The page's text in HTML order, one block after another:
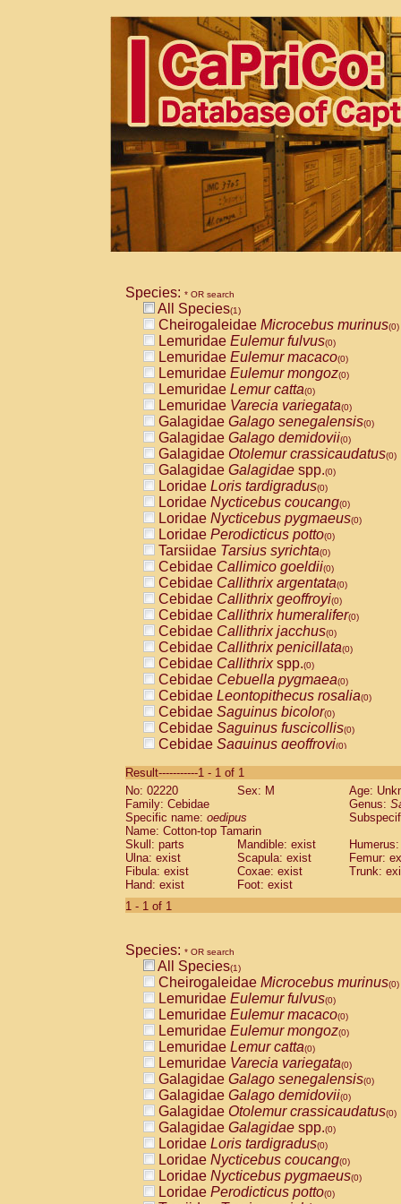
Species: * OR search
All Species(1)
Cheirogaleidae Microcebus murinus(0)
Lemuridae Eulemur fulvus(0)
Lemuridae Eulemur macaco(0)
Lemuridae Eulemur mongoz(0)
Lemuridae Lemur catta(0)
Lemuridae Varecia variegata(0)
Galagidae Galago senegalensis(0)
Galagidae Galago demidovii(0)
Galagidae Otolemur crassicaudatus(0)
Galagidae Galagidae spp.(0)
Loridae Loris tardigradus(0)
Loridae Nycticebus coucang(0)
Loridae Nycticebus pygmaeus(0)
Loridae Perodicticus potto(0)
Tarsiidae Tarsius syrichta(0)
Cebidae Callimico goeldii(0)
Cebidae Callithrix argentata(0)
Cebidae Callithrix geoffroyi(0)
Cebidae Callithrix humeralifer(0)
Cebidae Callithrix jacchus(0)
Cebidae Callithrix penicillata(0)
Cebidae Callithrixspp.(0)
Cebidae Cebuella pygmaea(0)
Cebidae Leontopithecus rosalia(0)
Cebidae Saguinus bicolor(0)
Cebidae Saguinus fuscicollis(0)
Cebidae Saguinus geoffroyi(0)
CebidaeSaguinus labiatus(0)
Cebidae Saguinus leucopus (0)
Cebidae
CebidaeSaguinus mystax
Cebidae Saguinus nigricollis (0)
Cebidae Saguinus oedipus
Cebidae Saguinus weddelli
Cebidae Saguinusspp.
Cebidae
CebidaeCebus capucinus
CebidaeCebus nigrivittatus
CebidaeCebus spp.(0)
CebidaeSaimiri boliviensis(0)
CebidaeSaimiri sciureus(0)
AtelidaeAlouatta caraya(0)
AtelidaeAlouatta fusca(0)
AtelidaeAlouatta seniculus(0)
AtelidaeAlouattaspp.(0)
AtelidaeAteles belzebuth(0)
AtelidaeAteles geoffroyi(0)
AtelidaeAteles paniscus(0)
AtelidaeAtelesspp.(0)
AtelidaeLagothrix lagothricha(0)
AtelidaeLagothrix lagothricha cana
PitheciidaeCacajao calvus
Result-----------1 - 1 of 1
No: 02220
Sex: M
Age:
Family: Cebidae
Genus:
Specific name: oedipus
Name: Cotton-top Tamarin
Skull: parts
Mandible: exist
Ulna: exist
Scapula: exist
Femur:
Fibula: exist
Coxae: exist
Trunk:
Hand: exist
Foot: exist
1 - 1 of 1
Species: * OR search
All Species(1)
Cheirogaleidae Microcebus murinus(0)
Lemuridae Eulemur fulvus(0)
Lemuridae Eulemur macaco(0)
Lemuridae Eulemur mongoz(0)
Lemuridae Lemur catta(0)
Lemuridae Varecia variegata(0)
Galagidae Galago senegalensis(0)
Galagidae Galago demidovii(0)
Galagidae Otolemur crassicaudatus(0)
Galagidae Galagidae spp.(0)
Loridae Loris tardigradus(0)
Loridae Nycticebus coucang(0)
Loridae Nycticebus pygmaeus(0)
Loridae Perodicticus potto(0)